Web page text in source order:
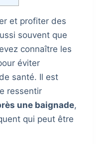
et profiter des
souvent que
connaître les
éviter
santé. Il est
ressentir
une baignade,
qui peut être